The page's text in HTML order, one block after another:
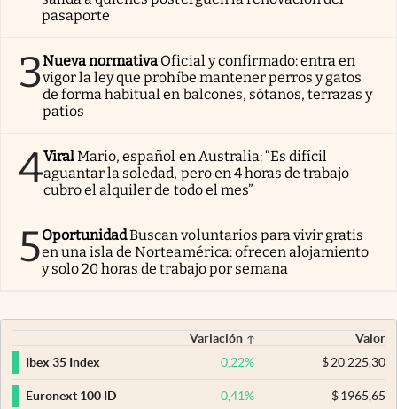
pasaporte
3Nueva normativa Oficial y confirmado: entra en
vigor la ley que prohíbe mantener perros y gatos
de forma habitual en balcones, sótanos, terrazas y
patios
4ViralMario, español en Australia: “Es difícil
aguantar la soledad, pero en 4 horas de trabajo
cubro el alquiler de todo el mes”
5OportunidadBuscan voluntarios para vivir gratis
en una isla de Norteamérica: ofrecen alojamiento
y solo 20 horas de trabajo por semana
Variación
Valor
Ibex 35 Index
0,22% $20.225,30
Euronext 100 ID 0,41% $1965,65